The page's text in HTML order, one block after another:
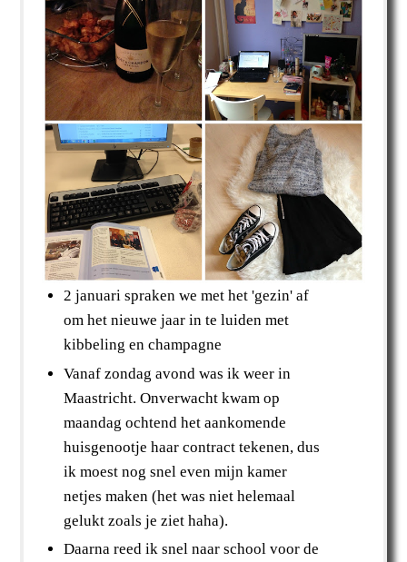
2 januari spraken we met het 'gezin' af
om het nieuwe jaar in te luiden met
kibbeling en champagne
Vanaf zondag avond was ik weer in
Maastricht. Onverwacht kwam op
maandag ochtend het aankomende
huisgenootje haar contract tekenen, dus
ik moest nog snel even mijn kamer
netjes maken (het was niet helemaal
gelukt zoals je ziet haha).
Daarna reed ik snel naar school voor de